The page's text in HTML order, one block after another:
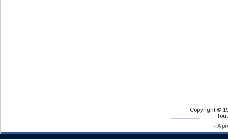
Copyright ©
- A